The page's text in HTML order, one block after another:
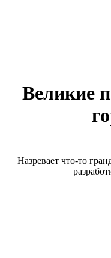
Великие
Назревает что-то